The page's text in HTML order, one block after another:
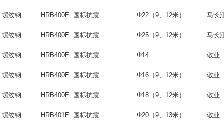
螺纹钢 HRB400E 国标抗震 Φ22（9、12米） 马长
螺纹钢 HRB400E 国标抗震 Φ25（9、12米） 马长
螺纹钢 HRB400E 国标抗震 Φ14 敬业
螺纹钢 HRB400E 国标抗震 Φ16（9、12米） 敬业
螺纹钢 HRB400E 国标抗震 Φ18 （9、 12米） 敬业
螺纹钢 HRB401E 国标抗震 Φ20 （9、 13米） 敬业